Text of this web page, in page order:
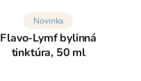
Novinka
Flavo-Lymf bylinná
tinktúra, 50 ml